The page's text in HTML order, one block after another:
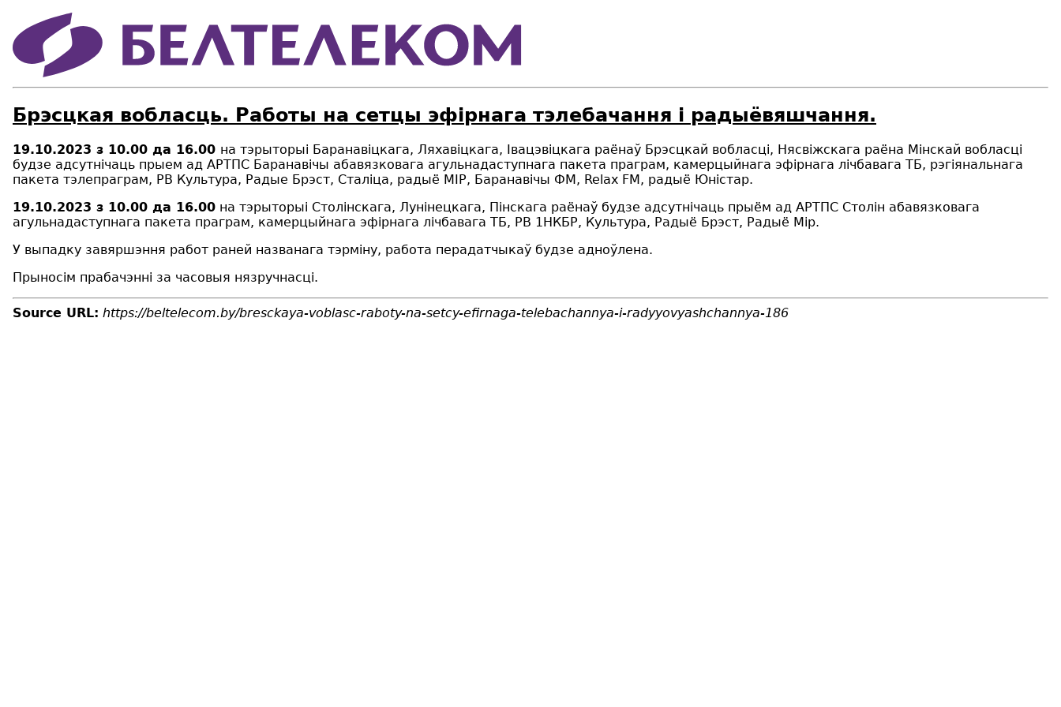
Брэсцкая вобласць. Работы на сетцы эфірнага тэлебачання і радыёвяшчання.
19.10.2023 з 10.00 да 16.00 на тэрыторыі Баранавіцкага, Ляхавіцкага, Івацэвіцкага раёнаў Брэсцкай вобласці, Нясвіжскага раёна Мінскай вобласці
будзе адсутнічаць прыем ад АРТПС Баранавічы абавязковага агульнадаступнага пакета праграм, камерцыйнага эфірнага лічбавага ТБ, рэгіянальнага
пакета тэлепраграм, РВ Культура, Радые Брэст, Сталіца, радыё МІР, Баранавічы ФМ, Relax FM, радыё Юністар.
19.10.2023 з 10.00 да 16.00 на тэрыторыі Столінскага, Лунінецкага, Пінскага раёнаў будзе адсутнічаць прыём ад АРТПС Столін абавязковага
агульнадаступнага пакета праграм, камерцыйнага эфірнага лічбавага ТБ, РВ 1НКБР, Культура, Радыё Брэст, Радыё Мір.
У выпадку завяршэння работ раней названага тэрміну, работа перадатчыкаў будзе адноўлена.
Прыносім прабачэнні за часовыя нязручнасці.
Source URL: https://beltelecom.by/bresckaya-voblasc-raboty-na-setcy-efirnaga-telebachannya-i-radyyovyashchannya-186